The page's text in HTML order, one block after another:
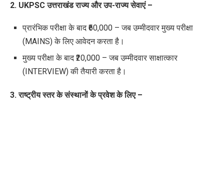
2. UKPSC उत्तराखंड राज्य और उप-राज्य सेवाएं –
प्रारंभिक परीक्षा के बाद ₹60,000 – जब उम्मीदवार मुख्य परीक्षा
(MAINS) के लिए आवेदन करता है।
मुख्य परीक्षा के बाद ₹20,000 – जब उम्मीदवार साक्षात्कार
(INTERVIEW) की तैयारी करता है।
3. राष्ट्रीय स्तर के संस्थानों के प्रवेश के लिए –